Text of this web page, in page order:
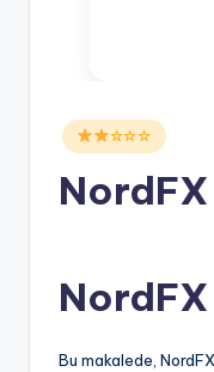
Posted
in
☆☆☆
Bu makalede,